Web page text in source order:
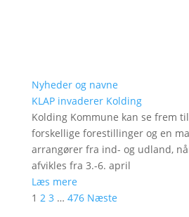
Nyheder og navne
KLAP invaderer Kolding
Kolding Kommune kan se frem
forskellige forestillinger og en
arrangører fra ind- og udland,
afvikles fra 3.-6. april
Læs mere
1 2 3 … 476 Næste